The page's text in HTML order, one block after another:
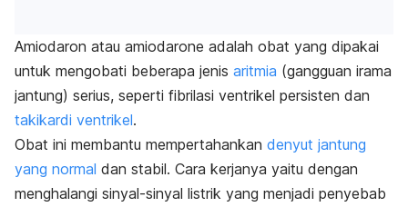
Amiodaron atau amiodarone adalah obat yang dipakai
untuk mengobati beberapa jenis aritmia (gangguan irama
jantung) serius, seperti fibrilasi ventrikel persisten dan
takikardi ventrikel.
Obat ini membantu mempertahankan denyut jantung
yang normal dan stabil. Cara kerjanya yaitu dengan
menghalangi sinyal-sinyal listrik yang menjadi penyebab